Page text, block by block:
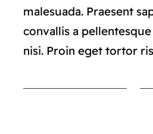
malesuada. Praesent
convallis a
nisi. Proin eget tortor